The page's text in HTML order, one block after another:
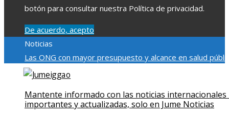
botón para consultar nuestra Política de privacidad.
De acuerdo, acepto
Noticias
Las ONG con mayor presupuesto y alcance en salud
educaciónImpacto económico y social de la estacionalidad
impacto en la regulación bancariaCómo la RSE impulsa el
desarrollo social y ambiental en comunidades chilenas
Mantente informado con las noticias internacionales
importantes y actualizadas, solo en Jume Noticias